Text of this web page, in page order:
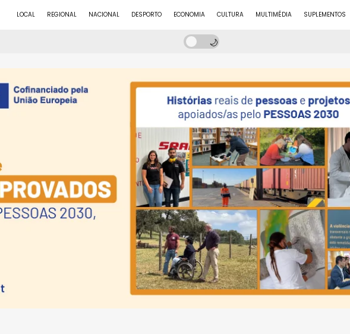
LOCAL REGIONAL NACIONAL DESPORTO ECONOMIA CULTURA MULTIMÉDIA SUPLEMENTOS